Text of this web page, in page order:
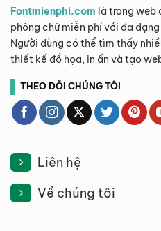
Fontmienphi.com là trang web
phông chữ miễn phí với đa
Người dùng có thể tìm thấy
thiết kế đồ họa, in ấn và tạo
THEO DÕI CHÚNG TÔI
Liên hệ
Về chúng tôi